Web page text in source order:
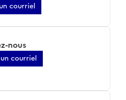
courriel
nous
courriel